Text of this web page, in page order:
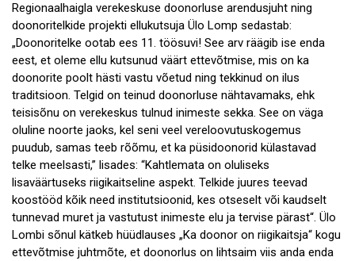
Regionaalhaigla verekeskuse doonorluse arendusjuht ning
doonoritelkide projekti ellukutsuja Ülo Lomp sedastab:
„Doonoritelke ootab ees 11. töösuvi! See arv räägib ise enda
eest, et oleme ellu kutsunud väärt ettevõtmise, mis on ka
doonorite poolt hästi vastu võetud ning tekkinud on ilus
traditsioon. Telgid on teinud doonorluse nähtavamaks, ehk
teisisõnu on verekeskus tulnud inimeste sekka. See on väga
oluline noorte jaoks, kel seni veel vereloovutuskogemus
puudub, samas teeb rõõmu, et ka püsidoonorid külastavad
telke meelsasti,” lisades: “Kahtlemata on oluliseks
lisaväärtuseks riigikaitseline aspekt. Telkide juures teevad
koostööd kõik need institutsioonid, kes otseselt või kaudselt
tunnevad muret ja vastutust inimeste elu ja tervise pärast“. Ülo
Lombi sõnul kätkeb hüüdlauses „Ka doonor on riigikaitsja“ kogu
ettevõtmise juhtmõte, et doonorlus on lihtsaim viis anda enda